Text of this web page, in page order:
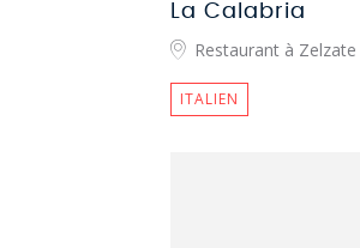
La Calabria
Restaurant à Zelzate
ITALIEN